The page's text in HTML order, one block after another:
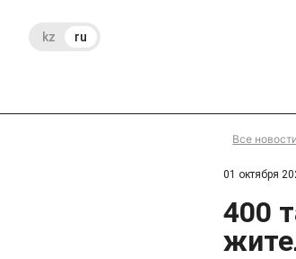
kz ru
Все
01 октября
400